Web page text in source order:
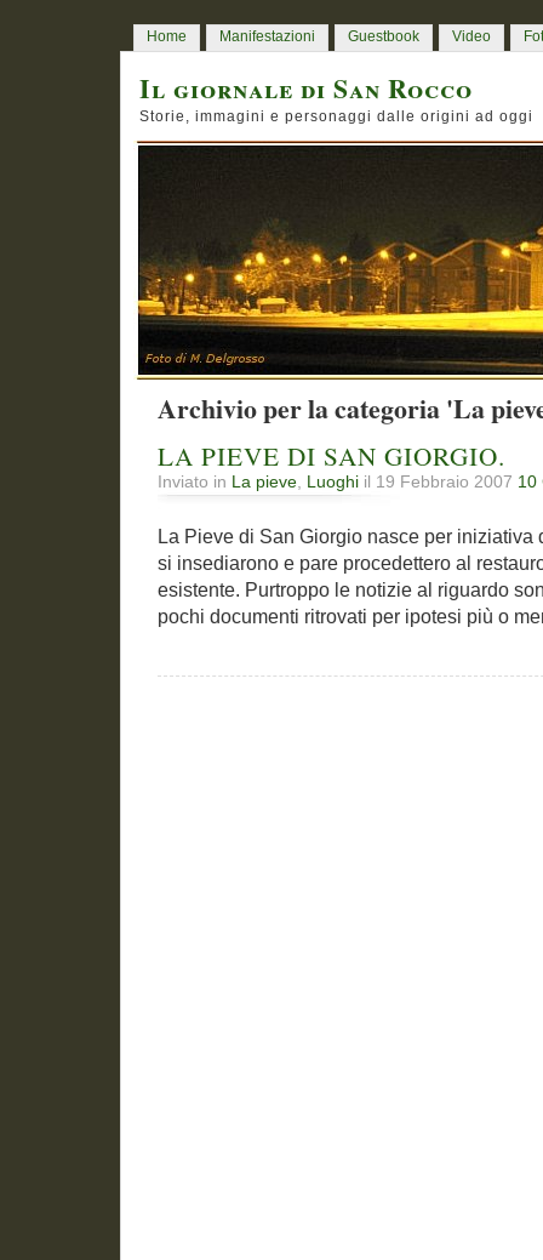
Home Manifestazioni Guestbook Video
Il giornale di San Rocco
Storie, immagini e personaggi dalle origini ad oggi
Archivio per la categoria 'La
LA PIEVE DI SAN GIORGIO.
Inviato in La pieve Luoghi il 19 Febbraio 2007 10
La Pieve di San Giorgio nasce per
si insediarono e pare procedettero al
esistente. Purtroppo le notizie al riguardo
pochi documenti ritrovati per ipotesi più o